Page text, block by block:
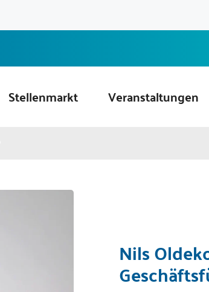
Stellenmarkt Veranstaltungen
Nils